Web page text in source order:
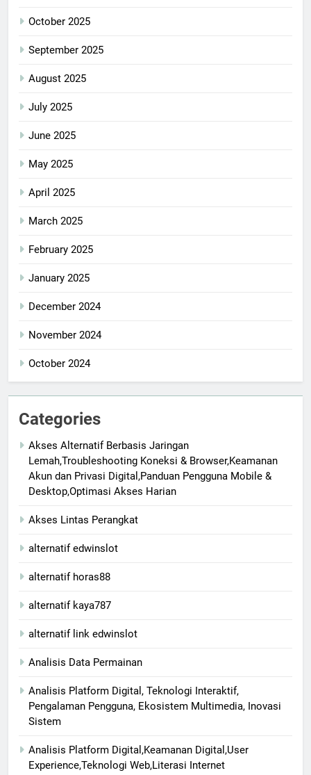
October 2025
September 2025
August 2025
July 2025
June 2025
May 2025
April 2025
March 2025
February 2025
January 2025
December 2024
November 2024
October 2024
Categories
Akses Alternatif Berbasis Jaringan
Lemah,Troubleshooting Koneksi & Browser,Keamanan
Akun dan Privasi Digital,Panduan Pengguna Mobile &
Desktop,Optimasi Akses Harian
Akses Lintas Perangkat
alternatif edwinslot
alternatif horas88
alternatif kaya787
alternatif link edwinslot
Analisis Data Permainan
Analisis Platform Digital, Teknologi Interaktif,
Pengalaman Pengguna, Ekosistem Multimedia, Inovasi
Sistem
Analisis Platform Digital,Keamanan Digital,User
Experience,Teknologi Web,Literasi Internet